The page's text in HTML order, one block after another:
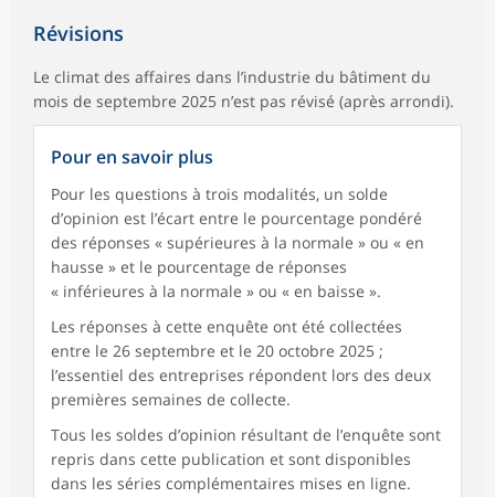
Révisions
Le climat des affaires dans l’industrie du bâtiment du
mois de septembre 2025 n’est pas révisé (après arrondi).
Pour en savoir plus
Pour les questions à trois modalités, un solde
d’opinion est l’écart entre le pourcentage pondéré
des réponses « supérieures à la normale » ou « en
hausse » et le pourcentage de réponses
« inférieures à la normale » ou « en baisse ».
Les réponses à cette enquête ont été collectées
entre le 26 septembre et le 20 octobre 2025 ;
l’essentiel des entreprises répondent lors des deux
premières semaines de collecte.
Tous les soldes d’opinion résultant de l’enquête sont
repris dans cette publication et sont disponibles
dans les séries complémentaires mises en ligne.